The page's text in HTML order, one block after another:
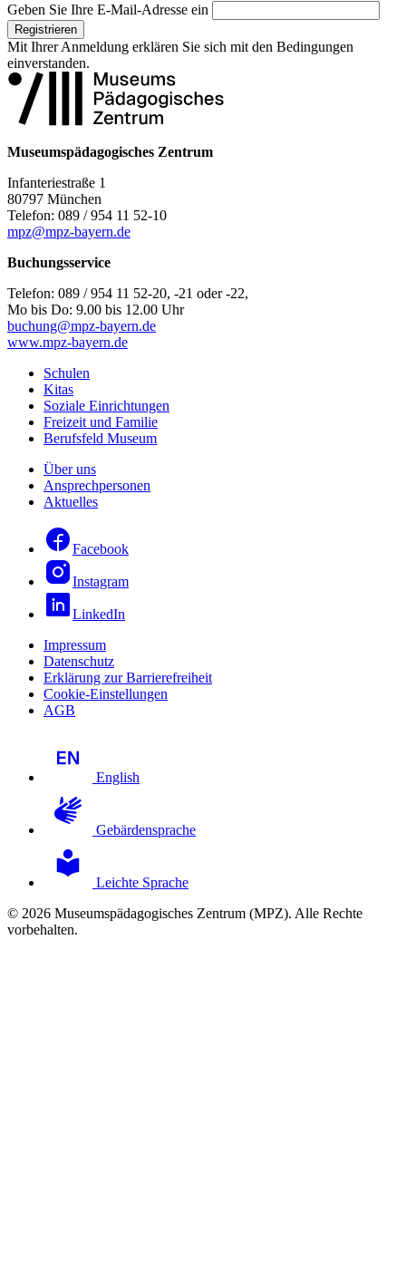
Geben Sie Ihre E-Mail-Adresse ein
Registrieren
Mit Ihrer Anmeldung erklären Sie sich mit den Bedingungen
einverstanden.
Museumspädagogisches Zentrum
Infanteriestraße 1
80797 München
Telefon: 089 / 954 11 52-10
mpz@mpz-bayern.de
Buchungsservice
Telefon: 089 / 954 11 52-20, -21 oder -22,
Mo bis Do: 9.00 bis 12.00 Uhr
buchung@mpz-bayern.de
www.mpz-bayern.de
Schulen
Kitas
Soziale Einrichtungen
Freizeit und Familie
Berufsfeld Museum
Über uns
Ansprechpersonen
Aktuelles
Facebook
Instagram
LinkedIn
Impressum
Datenschutz
Erklärung zur Barrierefreiheit
Cookie-Einstellungen
AGB
English
Gebärdensprache
Leichte Sprache
© 2026 Museumspädagogisches Zentrum (MPZ). Alle Rechte
vorbehalten.